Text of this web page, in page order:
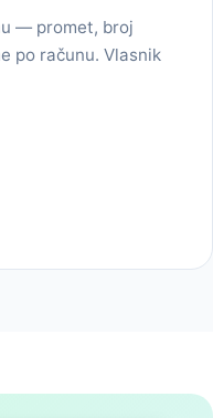
— promet, broj
po računu. Vlasnik